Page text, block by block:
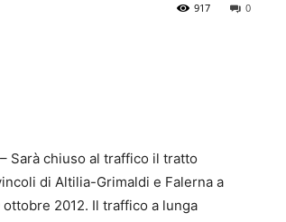
0
917
– Sarà chiuso al traffico il tratto
di Altilia-Grimaldi e Falerna a
2012. Il traffico a lunga